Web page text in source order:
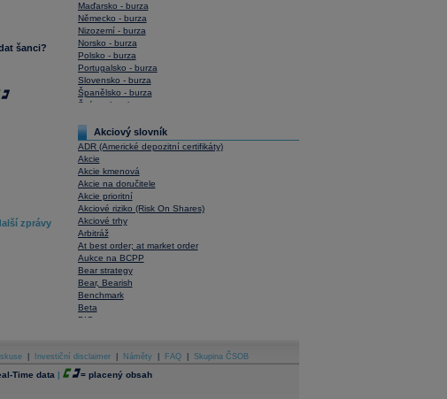
šanci?
zprávy
Maďarsko - burza
Německo - burza
Nizozemí - burza
Norsko - burza
Polsko - burza
Portugalsko - burza
Slovensko - burza
Španělsko - burza
Švýcarsko - burza
Akciový slovník
ADR (Americké depozitní certifikáty)
Akcie
Akcie kmenová
Akcie na doručitele
Akcie prioritní
Akciové riziko (Risk On Shares)
Akciové trhy
Arbitráž
At best order; at market order
Aukce na BCPP
Bear strategy
Bear, Bearish
Benchmark
Beta
BIC
Bonita
Book To Bill Ratio
Book Value
Investiční disclaimer Náměty FAQ Skupina ČSOB
Time data | = placený obsah